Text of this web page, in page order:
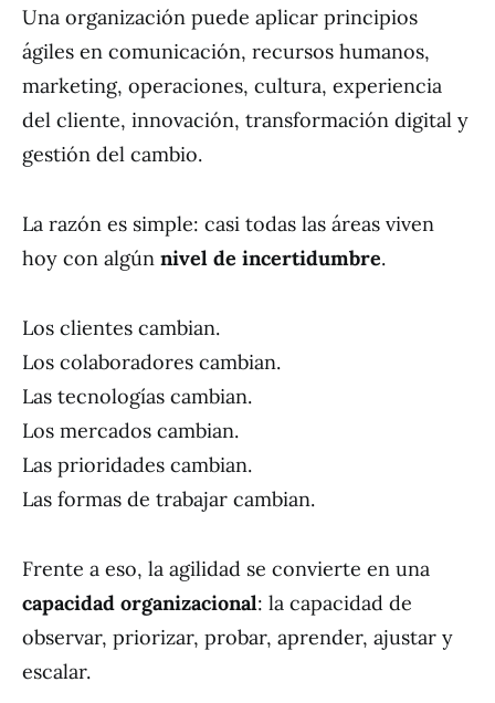
Una organización puede aplicar principios
ágiles en comunicación, recursos humanos,
marketing, operaciones, cultura, experiencia
del cliente, innovación, transformación digital y
gestión del cambio.
La razón es simple: casi todas las áreas viven
hoy con algún nivel de incertidumbre.
Los clientes cambian.
Los colaboradores cambian.
Las tecnologías cambian.
Los mercados cambian.
Las prioridades cambian.
Las formas de trabajar cambian.
Frente a eso, la agilidad se convierte en una
capacidad organizacional: la capacidad de
observar, priorizar, probar, aprender, ajustar y
escalar.